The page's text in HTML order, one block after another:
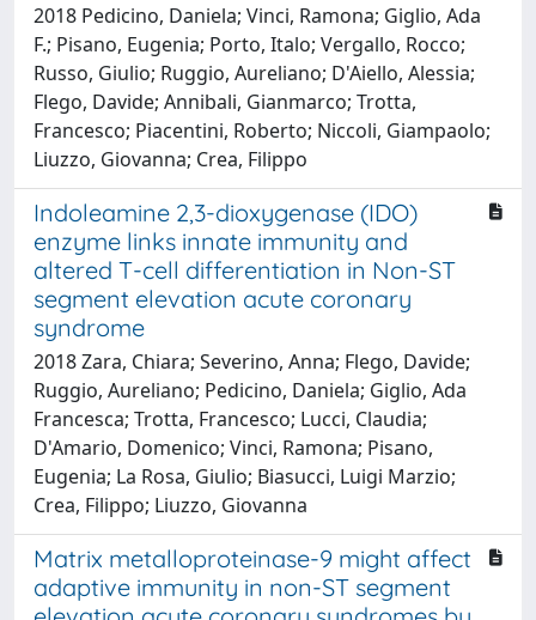
2018 Pedicino, Daniela; Vinci, Ramona; Giglio, Ada
F.; Pisano, Eugenia; Porto, Italo; Vergallo, Rocco;
Russo, Giulio; Ruggio, Aureliano; D'Aiello, Alessia;
Flego, Davide; Annibali, Gianmarco; Trotta,
Francesco; Piacentini, Roberto; Niccoli, Giampaolo;
Liuzzo, Giovanna; Crea, Filippo
Indoleamine 2,3-dioxygenase (IDO)
enzyme links innate immunity and
altered T-cell differentiation in Non-ST
segment elevation acute coronary
syndrome
2018 Zara, Chiara; Severino, Anna; Flego, Davide;
Ruggio, Aureliano; Pedicino, Daniela; Giglio, Ada
Francesca; Trotta, Francesco; Lucci, Claudia;
D'Amario, Domenico; Vinci, Ramona; Pisano,
Eugenia; La Rosa, Giulio; Biasucci, Luigi Marzio;
Crea, Filippo; Liuzzo, Giovanna
Matrix metalloproteinase-9 might affect
adaptive immunity in non-ST segment